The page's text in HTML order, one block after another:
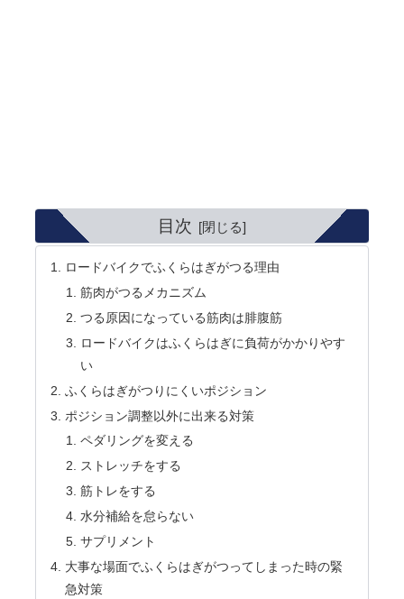
目次
ロードバイクでふくらはぎがつる理由
筋肉がつるメカニズム
つる原因になっている筋肉は腓腹筋
ロードバイクはふくらはぎに負荷がかかりやす
い
ふくらはぎがつりにくいポジション
ポジション調整以外に出来る対策
ペダリングを変える
ストレッチをする
筋トレをする
水分補給を怠らない
サプリメント
大事な場面でふくらはぎがつってしまった時の緊
急対策